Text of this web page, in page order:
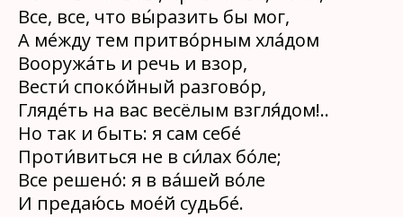
Все, все, что вы́разить бы мог,
А ме́жду тем притво́рным хла́дом
Вооружа́ть и речь и взор,
Вести́ споко́йный разгово́р,
Гляде́ть на вас весёлым взгля́дом!..
Но так и быть: я сам себе́
Проти́виться не в си́лах бо́ле;
Все решено́: я в ва́шей во́ле
И предаю́сь мое́й судьбе́.